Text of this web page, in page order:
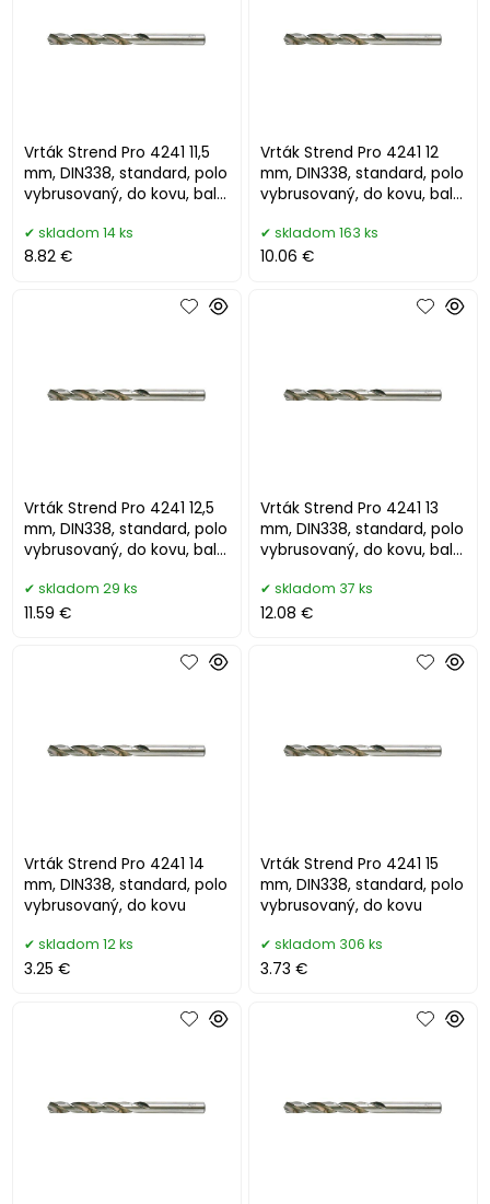
Vrták Strend Pro 4241 11,5
mm, DIN338, standard, polo
vybrusovaný, do kovu, bal.
skladom 14 ks
8.82 €
Vrták Strend Pro 4241 12
mm, DIN338, standard, polo
vybrusovaný, do kovu, bal.
skladom 163 ks
10.06 €
Vrták Strend Pro 4241 12,5
mm, DIN338, standard, polo
vybrusovaný, do kovu, bal.
skladom 29 ks
11.59 €
Vrták Strend Pro 4241 13
mm, DIN338, standard, polo
vybrusovaný, do kovu, bal.
skladom 37 ks
12.08 €
Vrták Strend Pro 4241 14
mm, DIN338, standard, polo
vybrusovaný, do kovu
skladom 12 ks
3.25 €
Vrták Strend Pro 4241 15
mm, DIN338, standard, polo
vybrusovaný, do kovu
skladom 306 ks
3.73 €